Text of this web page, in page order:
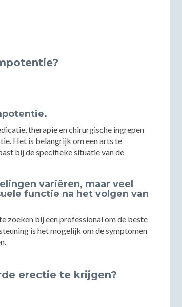
therapie en chirurgische ingrepen
Het is belangrijk om een arts te
bij de specifieke situatie van de
variëren, maar veel
functie na het volgen van
zoeken bij een professional om de beste
is het mogelijk om de symptomen
erectie te krijgen?